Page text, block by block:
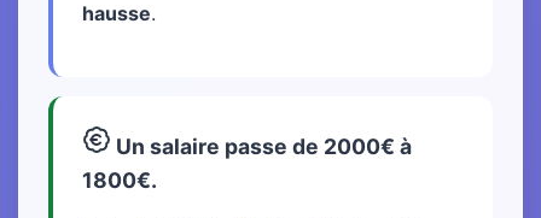
hausse.
Un salaire passe de 2000€ à
1800€.